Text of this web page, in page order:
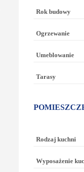
Rok budowy
Ogrzewanie
Umeblowanie
Tarasy
Rodzaj kuchni
Wyposażenie